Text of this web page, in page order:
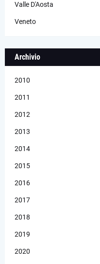
Valle D'Aosta
Veneto
Archivio
2010
2011
2012
2013
2014
2015
2016
2017
2018
2019
2020